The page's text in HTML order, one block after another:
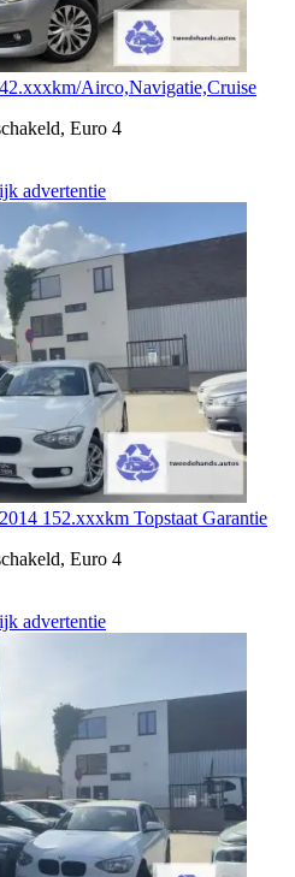
Airco,Navigatie,Cruise
Euro 4
advertentie
152.xxxkm Topstaat Garantie
Euro 4
advertentie